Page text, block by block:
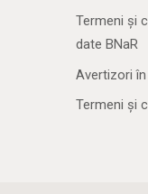
Termeni și
date BNaR
Avertizori
Termeni și